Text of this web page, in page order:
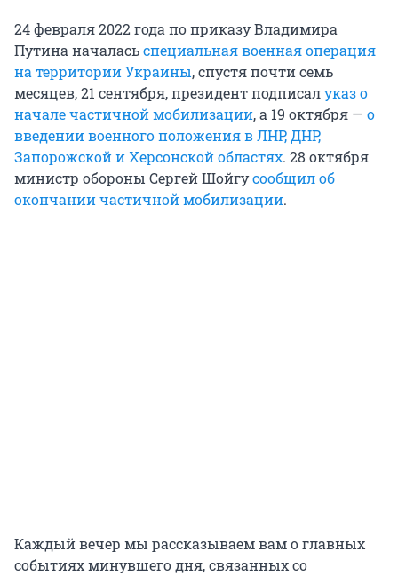
24 февраля 2022 года по приказу Владимира
Путина началасьспециальная военная операция
на территории Украины, спустя почти семь
месяцев, 21 сентября, президент подписалуказ о
начале частичной мобилизации, а 19 октября — о
введении военного положения в ЛНР, ДНР,
Запорожской и Херсонской областях. 28 октября
министр обороны Сергей Шойгусообщил об
окончании частичной мобилизации.
Каждый вечер мы рассказываем вам о главных
событиях минувшего дня, связанных со